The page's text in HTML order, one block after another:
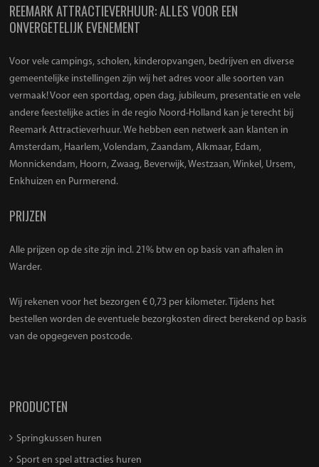
REEMARK ATTRACTIEVERHUUR: ALLES VOOR EEN
ONVERGETELIJK EVENEMENT
Voor vele campings, scholen, kinderopvangen, bedrijven en diverse
gemeentelijke instellingen zijn wij het adres voor alle soorten van
vermaak! Voor een sportdag, open dag, jubileum, presentatie en vele
andere feestelijke acties in de regio Noord-Holland kan je terecht bij
Reemark Attractieverhuur. We hebben een netwerk aan klanten in
Amsterdam, Haarlem, Volendam, Zaandam, Alkmaar, Edam,
Monnickendam, Hoorn, Zwaag, Beverwijk, Westzaan, Winkel, Ursem,
Enkhuizen en Purmerend.
PRIJZEN
Alle prijzen op de site zijn incl. 21% btw en op basis van afhalen in
Warder.
Wij rekenen voor het bezorgen € 0,73 per kilometer. Tijdens het
bestellen worden de eventuele bezorgkosten direct berekend op basis
van de opgegeven postcode.
PRODUCTEN
Springkussen huren
Sport en spel attracties huren